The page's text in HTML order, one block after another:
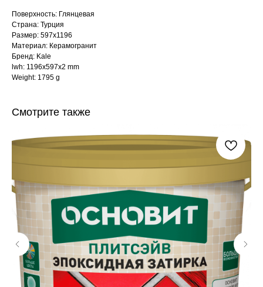
Поверхность: Глянцевая
Страна: Турция
Размер: 597x1196
Материал: Керамогранит
Бренд: Kale
lwh: 1196x597x2 mm
Weight: 1795 g
Смотрите также